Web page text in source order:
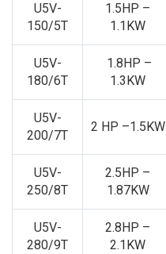
U5V-
150/5T
1.5HP –
1.1KW
U5V-
180/6T
1.8HP –
1.3KW
U5V-
200/7T
2 HP –1.5KW
U5V-
250/8T
2.5HP –
1.87KW
U5V-
280/9T
2.8HP –
2.1KW